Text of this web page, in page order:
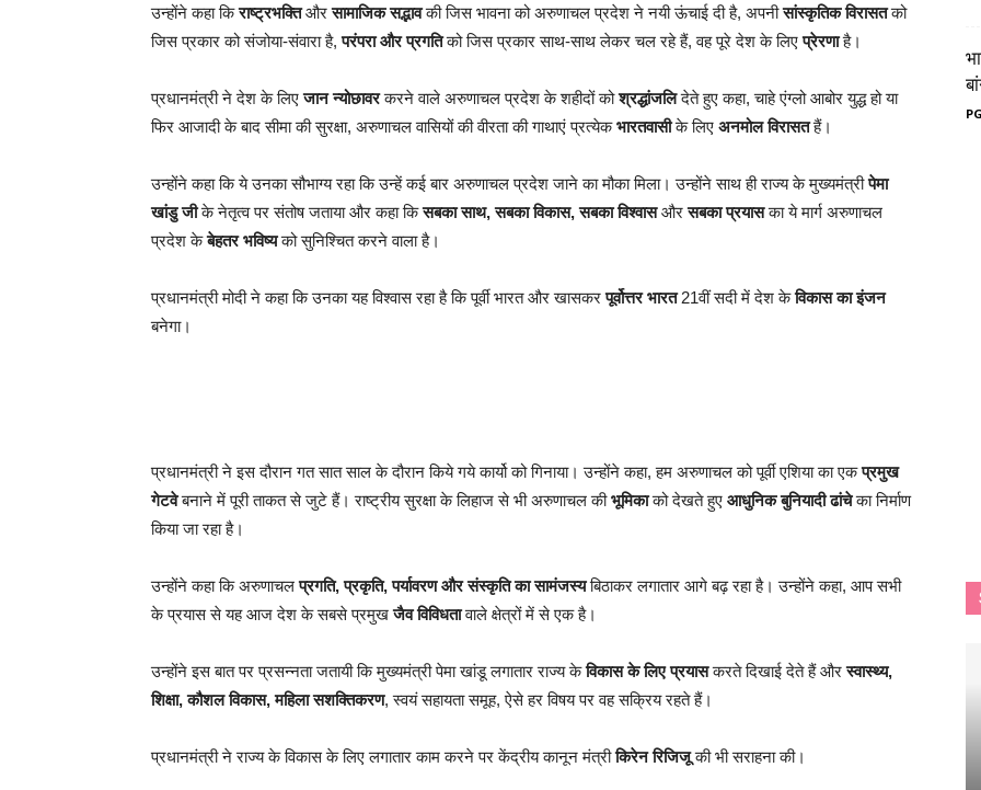
उन्होंने कहा किराष्ट्रभक्तिऔरसामाजिक सद्भावकी जिस भावना को अरुणाचल प्रदेश ने नयी ऊंचाई दी है, अपनीसांस्कृतिक विरासतको
जिस प्रकार को संजोया-संवारा है,परंपरा और प्रगतिको जिस प्रकार साथ-साथ लेकर चल रहे हैं, वह पूरे देश के लिएप्रेरणाहै।
प्रधानमंत्री ने देश के लिएजान न्योछावरकरने वाले अरुणाचल प्रदेश के शहीदों कोश्रद्धांजलिदेते हुए कहा, चाहे एंग्लो आबोर युद्ध हो या
फिर आजादी के बाद सीमा की सुरक्षा, अरुणाचल वासियों की वीरता की गाथाएं प्रत्येकभारतवासीके लिए अनमोल विरासतहैं।
उन्होंने कहा कि ये उनका सौभाग्य रहा कि उन्हें कई बार अरुणाचल प्रदेश जाने का मौका मिला। उन्होंने साथ ही राज्य के मुख्यमंत्रीपेमा
खांडु जीके नेतृत्व पर संतोष जताया और कहा किसबका साथ, सबका विकास, सबका विश्वासऔरसबका प्रयासका ये मार्ग अरुणाचल
प्रदेश केबेहतर भविष्यको सुनिश्चित करने वाला है।
प्रधानमंत्री मोदी ने कहा कि उनका यह विश्वास रहा है कि पूर्वी भारत और खासकरपूर्वोत्तर भारत21वीं सदी में देश केविकास का इंजन
बनेगा।
प्रधानमंत्री ने इस दौरान गत सात साल के दौरान किये गये कार्यो को गिनाया। उन्होंने कहा, हम अरुणाचल को पूर्वी एशिया का एकप्रमुख
गेटवेबनाने में पूरी ताकत से जुटे हैं। राष्ट्रीय सुरक्षा के लिहाज से भी अरुणाचल कीभूमिकाको देखते हुए आधुनिक बुनियादी ढांचेका निर्माण
किया जा रहा है।
उन्होंने कहा कि अरुणाचलप्रगति, प्रकृति, पर्यावरण और संस्कृति का सामंजस्यबिठाकर लगातार आगे बढ़ रहा है। उन्होंने कहा, आप सभी
के प्रयास से यह आज देश के सबसे प्रमुखजैव विविधतावाले क्षेत्रों में से एक है।
उन्होंने इस बात पर प्रसन्नता जतायी कि मुख्यमंत्री पेमा खांडू लगातार राज्य केविकास के लिए प्रयासकरते दिखाई देते हैं औरस्वास्थ्य,
शिक्षा, कौशल विकास, महिला सशक्तिकरण, स्वयं सहायता समूह, ऐसे हर विषय पर वह सक्रिय रहते हैं।
प्रधानमंत्री ने राज्य के विकास के लिए लगातार काम करने पर केंद्रीय कानून मंत्रीकिरेन रिजिजूकी भी सराहना की।